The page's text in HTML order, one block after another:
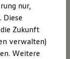
lässt sich
Ihres
geformten
nur,
Diese
Zukunft
verwalten)
Weitere